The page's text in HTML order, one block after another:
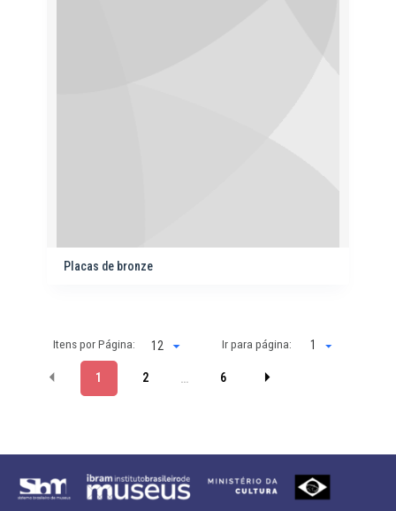
Placas de bronze
Itens por Página: Ir para página: 1
1 2 6